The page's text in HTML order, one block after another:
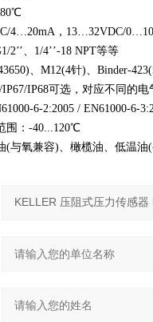
℃
4…20mA ， 13…32VDC/
2’’、 1/4’’-18 NPT等等
、 M12(4针)、 Binder-
IP68可选，对应不同的电
6-2:2005 / EN61000-6-
围： -40...120℃
(与氧兼容)、橄榄油、低温油